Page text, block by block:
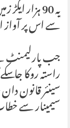
یہ 90 ہزار
سے اس پر آواز
جب پارلیمنٹ
راستہ روکا جا
سینئر قانون
سیمینار سے